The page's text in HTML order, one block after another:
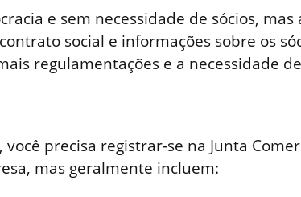
e sem necessidade de sócios,
social e informações sobre os
regulamentações e a necessidade
precisa registrar-se na Junta
mas geralmente incluem: